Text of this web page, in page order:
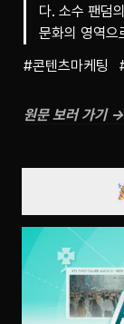
다. 소수 팬덤
문화의 영역으
#콘텐츠마케팅
원문 보러 가기 →